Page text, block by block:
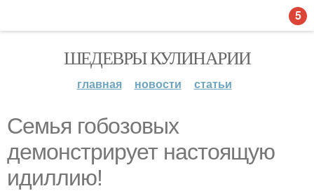
ШЕДЕВРЫ КУЛИНАРИИ
главная новости статьи
Семья гобозовых
демонстрирует настоящую
идиллию!
5